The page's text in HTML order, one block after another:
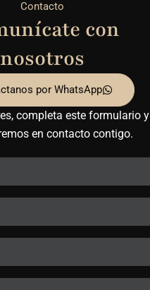
Contacto
con
nosotros
por WhatsApp
completa este formulario y
en contacto contigo.